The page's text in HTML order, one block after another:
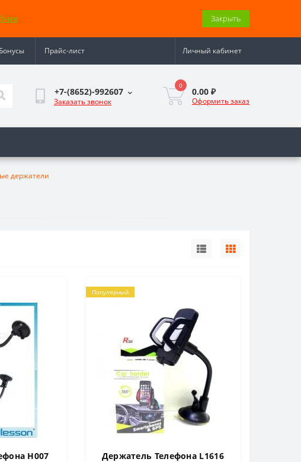
Закрыть
Бонусы Прайс-лист Личный кабинет
+7-(8652)-992607
Заказать звонок
0
0.00 ₽
Оформить заказ
держатели
H007
Популярный
Держатель Телефона L1616